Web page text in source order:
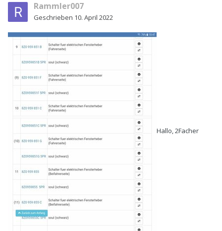
Rammler007
Geschrieben 10. April 2022
Hallo, 2Facher